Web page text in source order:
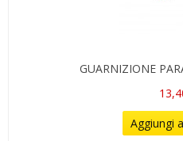
GUARNIZIONE
Aggiungi